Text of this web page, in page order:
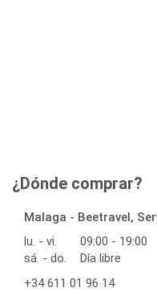
¿Dónde comprar?
Malaga - Beetravel,
lu. - vi.
09:00 - 19:00
sá. - do.
Día libre
+34 611 01 96 14